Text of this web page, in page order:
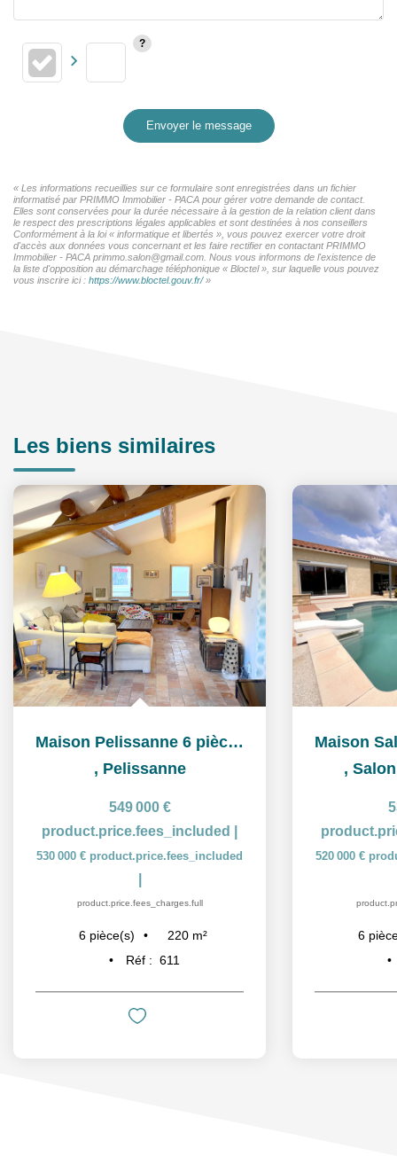
Envoyer le message
« Les informations recueillies sur ce formulaire sont enregistrées dans un fichier
informatisé par PRIMMO Immobilier - PACA pour gérer votre demande de contact.
Elles sont conservées pour la durée nécessaire à la gestion de la relation client dans
le respect des prescriptions légales applicables et sont destinées à nos conseillers
Conformément à la loi « informatique et libertés », vous pouvez exercer votre droit
d'accès aux données vous concernant et les faire rectifier en contactant PRIMMO
Immobilier - PACA primmo.salon@gmail.com. Nous vous informons de l'existence de
la liste d'opposition au démarchage téléphonique « Bloctel », sur laquelle vous pouvez
vous inscrire ici : https://www.bloctel.gouv.fr/»
Les biens similaires
Maison Pelissanne 6 pièce(s) 220 m2
, Pelissanne
549 000 €
product.price.fees_included
530 000 € product.price.fees_included
product.price.fees_charges.full
6 pièce(s) 220 m²
Réf : 611
,
520 000 €
6